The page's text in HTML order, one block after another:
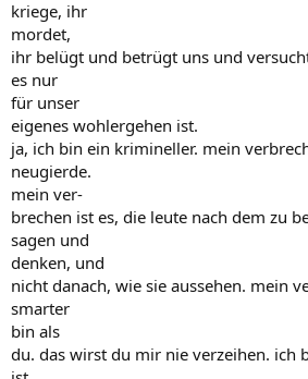
kriege, ihr
mordet,
ihr belügt und betrügt uns und
es nur
für unser
eigenes wohlergehen ist.
ja, ich bin ein krimineller. mein
neugierde.
mein ver-
brechen ist es, die leute nach dem zu
sagen und
denken, und
nicht danach, wie sie aussehen. mein
smarter
bin als
du. das wirst du mir nie verzeihen. ich